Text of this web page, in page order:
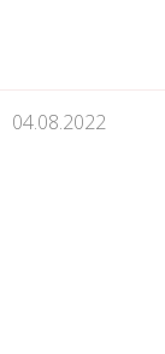
04.08.2022